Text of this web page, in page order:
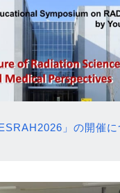
」の開催に